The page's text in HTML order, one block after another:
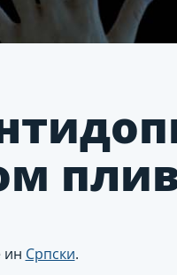
ин Српски.